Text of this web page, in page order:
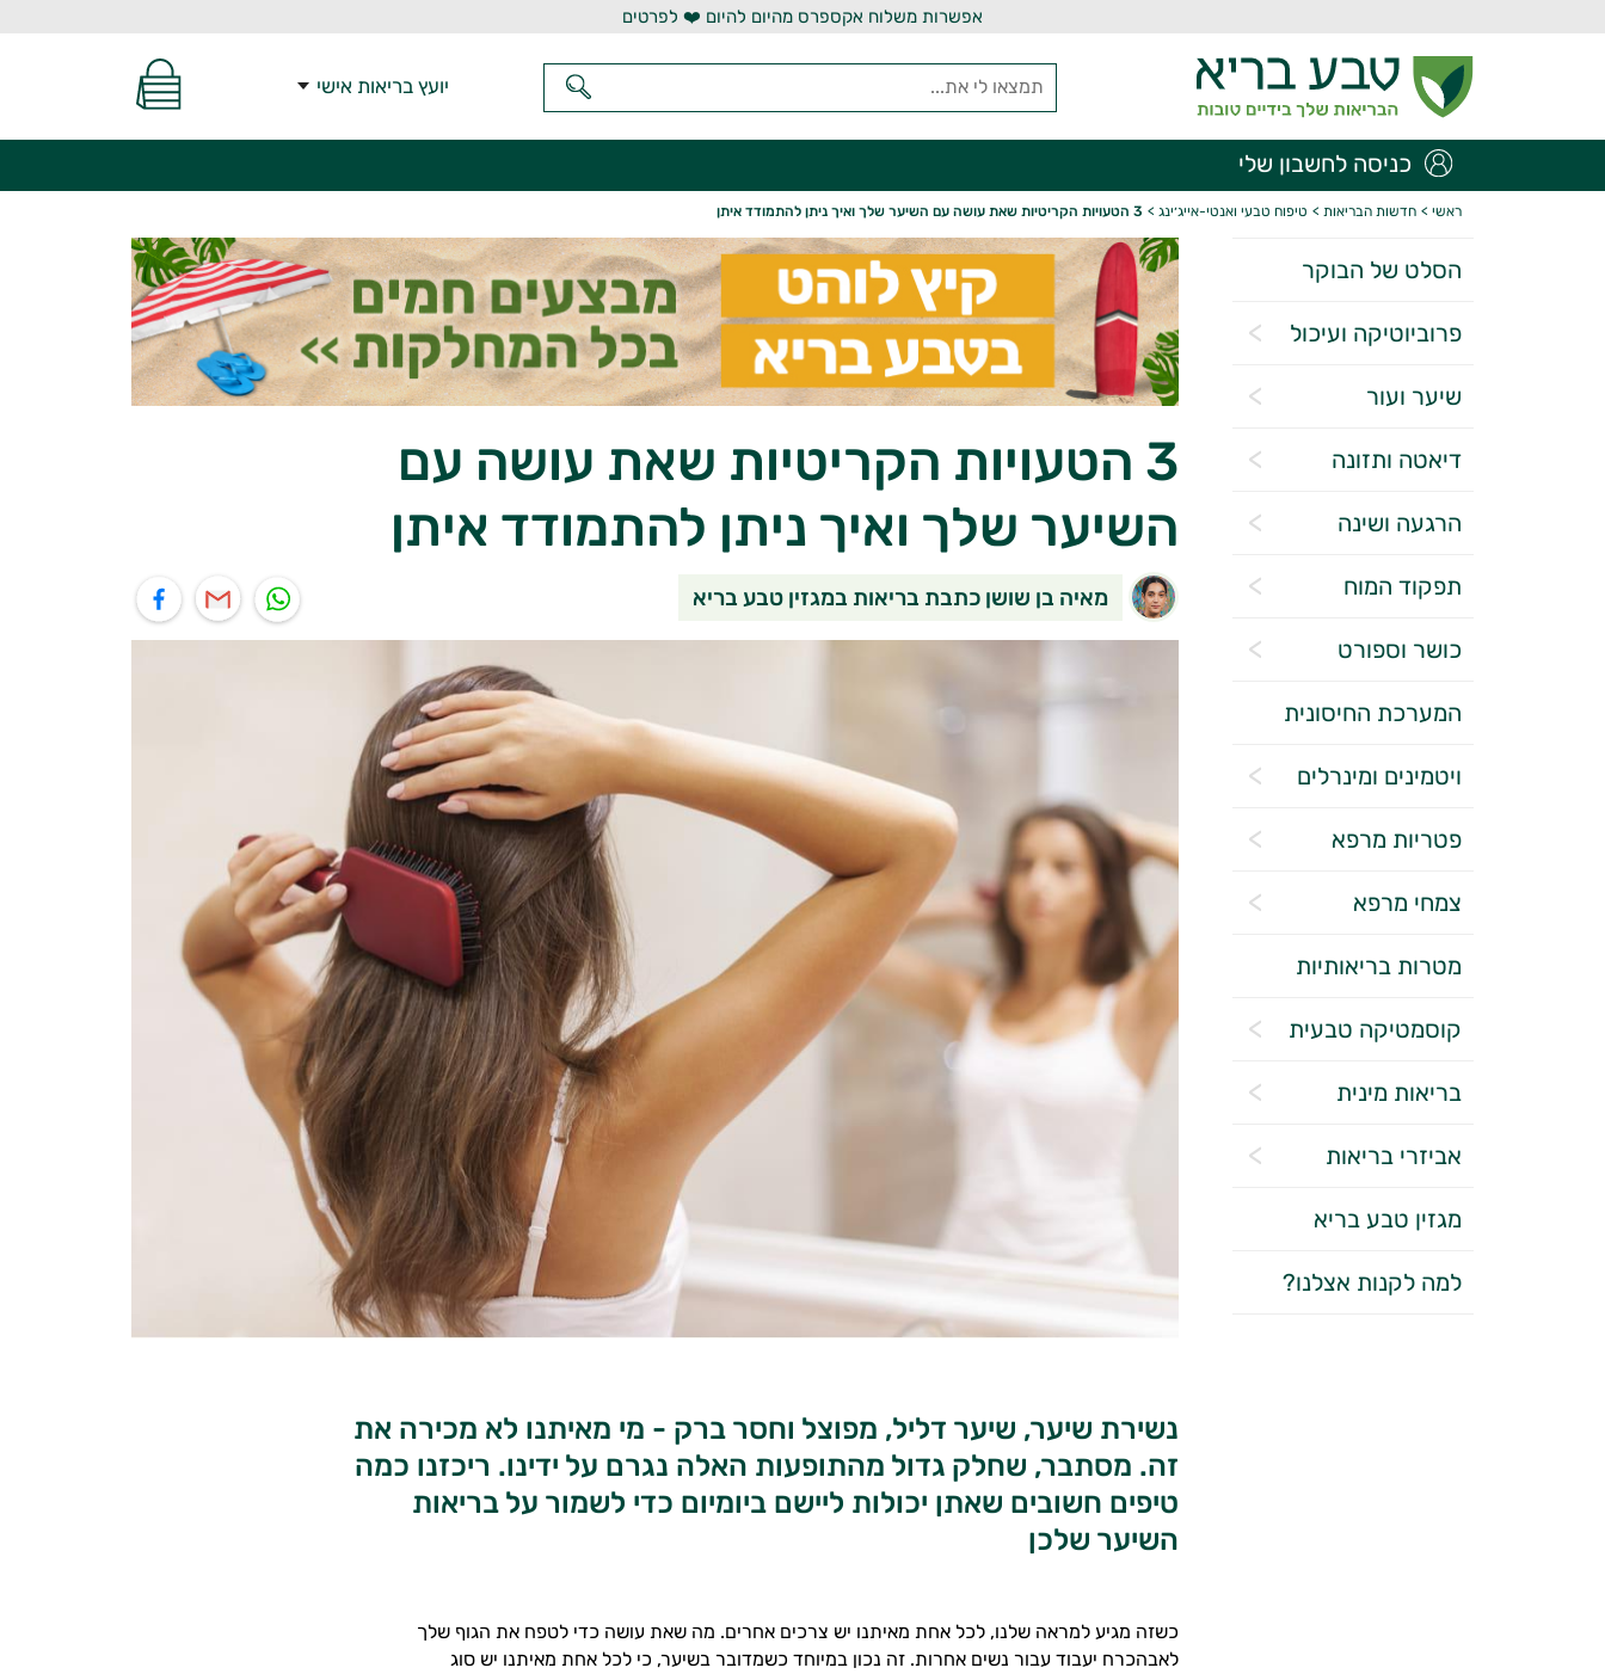
אפשרות משלוח אקספרס מהיום להיום ❤️ לפרטים
יועץ בריאות אישי
כניסה לחשבון שלי
ראשי > חדשות הבריאות > טיפוח טבעי ואנטי-אייג׳ינג > 3 הטעויות הקריטיות שאת עושה עם השיער שלך ואיך ניתן להתמודד איתן
הסלט של הבוקר
פרוביוטיקה ועיכול
שיער ועור
דיאטה ותזונה
הרגעה ושינה
תפקוד המוח
כושר וספורט
המערכת החיסונית
ויטמינים ומינרלים
פטריות מרפא
צמחי מרפא
מטרות בריאותיות
קוסמטיקה טבעית
בריאות מינית
אביזרי בריאות
מגזין טבע בריא
למה לקנות אצלנו?
3 הטעויות הקריטיות שאת עושה עם
השיער שלך ואיך ניתן להתמודד איתן
מאיה בן שושן כתבת בריאות במגזין טבע בריא
נשירת שיער, שיער דליל, מפוצל וחסר ברק - מי מאיתנו לא מכירה את
זה. מסתבר, שחלק גדול מהתופעות האלה נגרם על ידינו. ריכזנו כמה
טיפים חשובים שאתן יכולות ליישם ביומיום כדי לשמור על בריאות
השיער שלכן
כשזה מגיע למראה שלנו, לכל אחת מאיתנו יש צרכים אחרים. מה שאת עושה כדי לטפח את הגוף שלך
לאבהכרח יעבוד עבור נשים אחרות. זה נכון במיוחד כשמדובר בשיער, כי לכל אחת מאיתנו יש סוג